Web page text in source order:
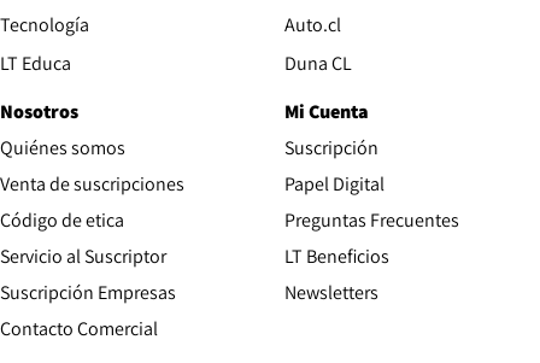
Tecnología
LT Educa
Auto.cl
Duna CL
Nosotros
Quiénes somos
Venta de suscripciones
Código de etica Opens in new window
Servicio al Suscriptor
Suscripción Empresas
Contacto Comercial
Mi Cuenta
Suscripción
Papel Digital
Preguntas Frecuentes
LT Beneficios
Newsletters